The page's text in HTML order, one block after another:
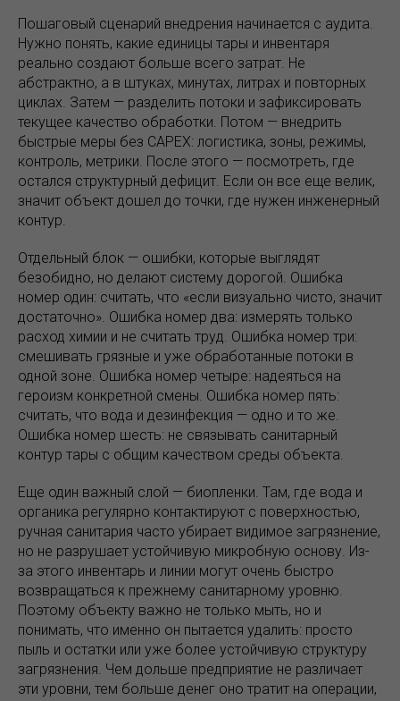
Пошаговый сценарий внедрения начинается с аудита.
Нужно понять, какие единицы тары и инвентаря
реально создают больше всего затрат. Не
абстрактно, а в штуках, минутах, литрах и повторных
циклах. Затем — разделить потоки и зафиксировать
текущее качество обработки. Потом — внедрить
быстрые меры без CAPEX: логистика, зоны, режимы,
контроль, метрики. После этого — посмотреть, где
остался структурный дефицит. Если он все еще велик,
значит объект дошел до точки, где нужен инженерный
контур.
Отдельный блок — ошибки, которые выглядят
безобидно, но делают систему дорогой. Ошибка
номер один: считать, что «если визуально чисто, значит
достаточно». Ошибка номер два: измерять только
расход химии и не считать труд. Ошибка номер три:
смешивать грязные и уже обработанные потоки в
одной зоне. Ошибка номер четыре: надеяться на
героизм конкретной смены. Ошибка номер пять:
считать, что вода и дезинфекция — одно и то же.
Ошибка номер шесть: не связывать санитарный
контур тары с общим качеством среды объекта.
Еще один важный слой — биопленки. Там, где вода и
органика регулярно контактируют с поверхностью,
ручная санитария часто убирает видимое загрязнение,
но не разрушает устойчивую микробную основу. Из-
за этого инвентарь и линии могут очень быстро
возвращаться к прежнему санитарному уровню.
Поэтому объекту важно не только мыть, но и
понимать, что именно он пытается удалить: просто
пыль и остатки или уже более устойчивую структуру
загрязнения. Чем дольше предприятие не различает
эти уровни, тем больше денег оно тратит на операции,